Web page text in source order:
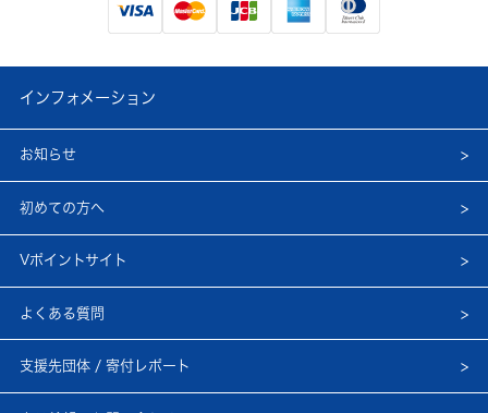
インフォメーション
お知らせ
初めての方へ
Vポイントサイト
よくある質問
支援先団体 / 寄付レポート